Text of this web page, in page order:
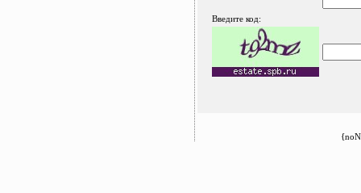
Введите код: